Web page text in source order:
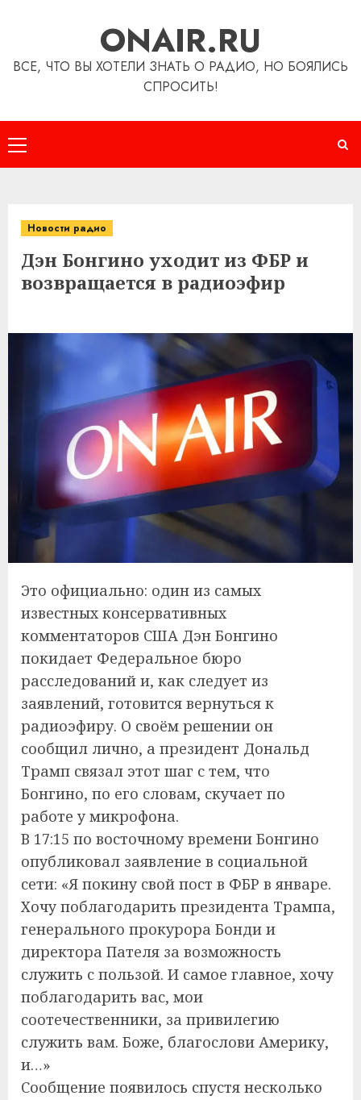
ONAIR.RU
ВСЕ, ЧТО ВЫ ХОТЕЛИ ЗНАТЬ О РАДИО, НО БОЯЛИСЬ
СПРОСИТЬ!
Основное
меню
Новости радио
Дэн Бонгино уходит из ФБР и
возвращается в радиоэфир
Это официально: один из самых
известных консервативных
комментаторов США Дэн Бонгино
покидает Федеральное бюро
расследований и, как следует из
заявлений, готовится вернуться к
радиоэфиру. О своём решении он
сообщил лично, а президент Дональд
Трамп связал этот шаг с тем, что
Бонгино, по его словам, скучает по
работе у микрофона.
В 17:15 по восточному времени Бонгино
опубликовал заявление в социальной
сети: «Я покину свой пост в ФБР в январе.
Хочу поблагодарить президента Трампа,
генерального прокурора Бонди и
директора Пателя за возможность
служить с пользой. И самое главное, хочу
поблагодарить вас, мои
соотечественники, за привилегию
служить вам. Боже, благослови Америку,
и…»
Сообщение появилось спустя несколько